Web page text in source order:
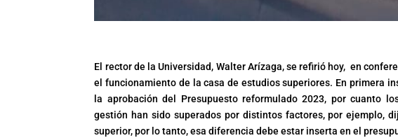
El rector de la Universidad, Walter Arízaga, se refirió hoy, en
el funcionamiento de la casa de estudios superiores. En primera
la aprobación del Presupuesto reformulado 2023, por cuanto
gestión han sido superados por distintos factores, por ejemplo,
superior, por lo tanto, esa diferencia debe estar inserta en el